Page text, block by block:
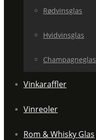
Rødvinsglas
Hvidvinsglas
Champagneglas
Vinkaraffler
Vinreoler
Rom & Whisky Glas